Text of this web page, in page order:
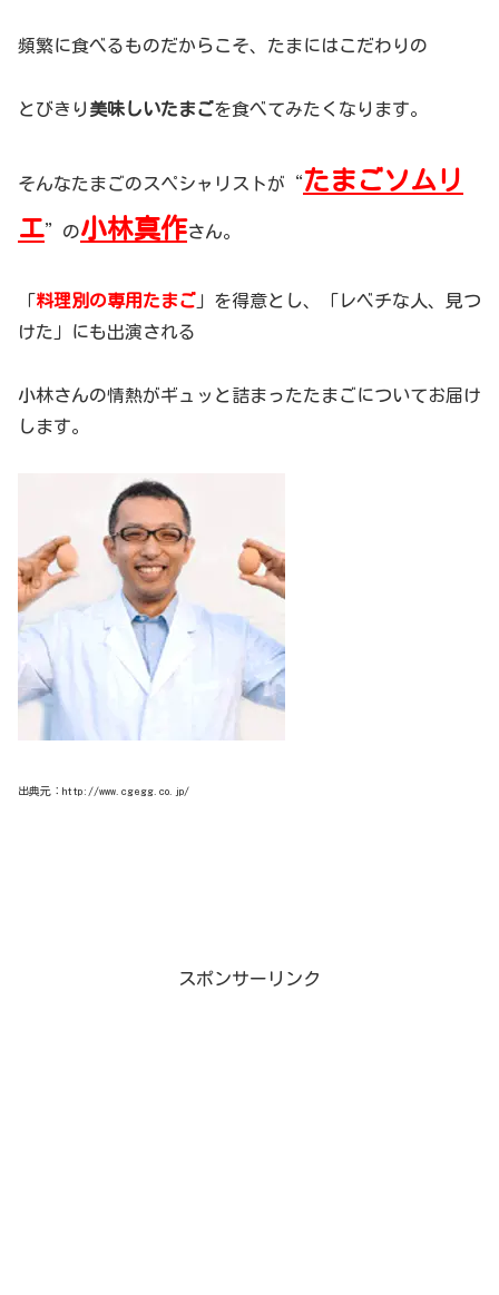
頻繁に食べるものだからこそ、たまにはこだわりの
とびきり 美味しいたまごを食べてみたくなります。
そんなたまごのスペシャリストが“たまごソムリ
エ”の小林真作さん。
「料理別の専用たまご 」を得意とし、「レベチな人、見つ
けた」にも出演される
小林さんの情熱がギュッと詰まったたまごについてお届け
します。
出典元：http://www.cgegg.co.jp/
スポンサーリンク